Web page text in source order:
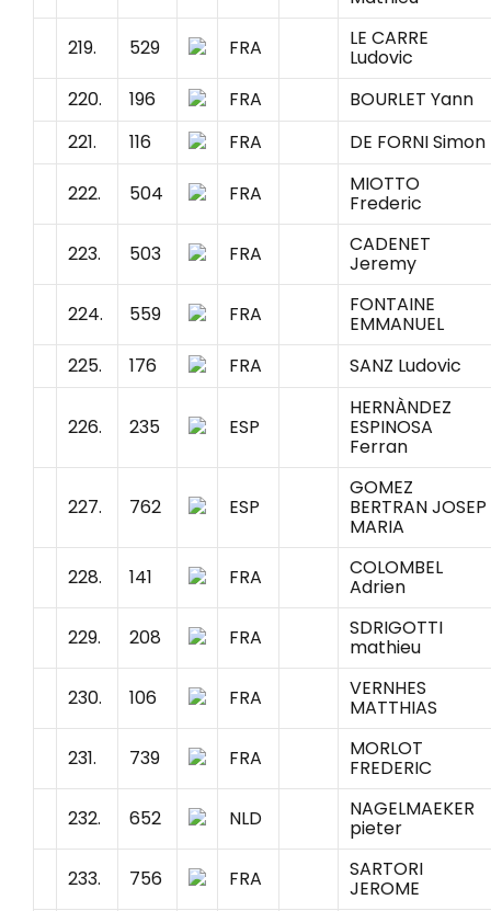
219.
529 FRA LE CARRE
Ludovic
220.
196 FRA
BOURLET Yann
221.
116 FRA DE FORNI Simon
222. 504 FRA MIOTTO
Frederic
223.
503 FRA CADENET
Jeremy
224.
559 FRA FONTAINE
EMMANUEL
225.
176 FRA SANZ Ludovic
226. 235 ESP
HERNÀNDEZ
ESPINOSA
Ferran
227. 762 ESP
GOMEZ
BERTRAN JOSEP
MARIA
228.
141 FRA COLOMBEL
Adrien
229.
208 FRA SDRIGOTTI
mathieu
230.
106 FRA VERNHES
MATTHIAS
231.
739 FRA MORLOT
FREDERIC
232.
652 NLD NAGELMAEKER
pieter
233.
756 FRA SARTORI
JEROME